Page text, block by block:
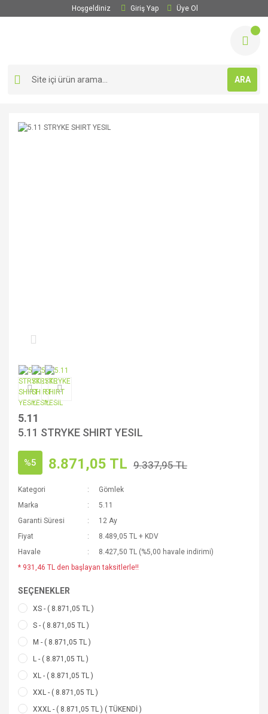
Hoşgeldiniz Giriş Yap Üye Ol
ARA
5.11
5.11 STRYKE SHIRT YESIL
%5 8.871,05 TL 9.337,95 TL
Kategori
Gömlek
Marka
5.11
Garanti Süresi
12 Ay
Fiyat
8.489,05 TL + KDV
Havale
8.427,50 TL (%5,00 havale indirimi)
* 931,46 TL den başlayan taksitlerle!!
SEÇENEKLER
XS - ( 8.871,05 TL )
S - ( 8.871,05 TL )
M - ( 8.871,05 TL )
L - ( 8.871,05 TL )
XL - ( 8.871,05 TL )
XXL - ( 8.871,05 TL )
XXXL - ( 8.871,05 TL ) ( TÜKENDİ )